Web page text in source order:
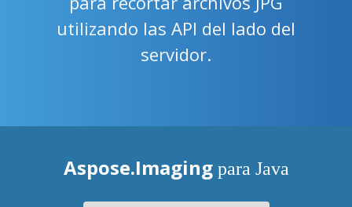
utilizando las API del lado del
servidor.
Aspose.Imaging para Java